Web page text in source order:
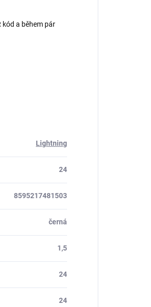
a během pár
Lightning
24
8595217481503
černá
1,5
24
24